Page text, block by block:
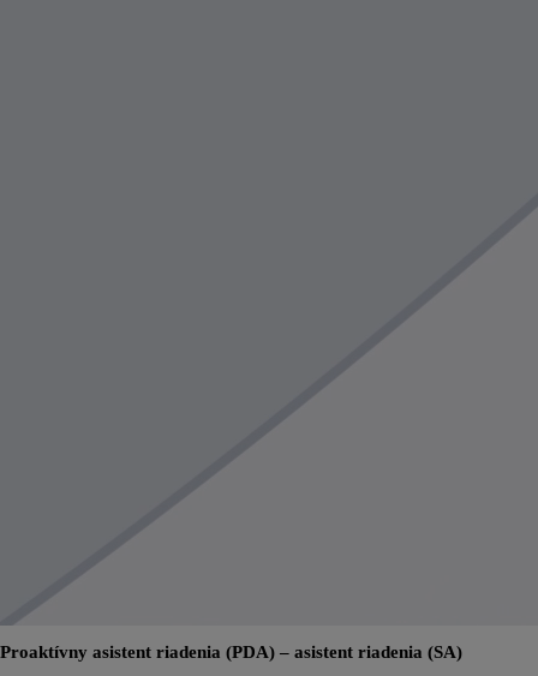
Proaktívny asistent riadenia (PDA) – asistent riadenia (SA)